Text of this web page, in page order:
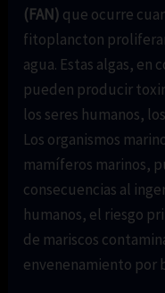
(FAN) que ocurre
fitoplancton
agua. Estas algas, en
pueden producir
los seres humanos,
Los organismos
mamíferos marinos,
consecuencias al
humanos, el riesgo
de mariscos
envenenamiento por